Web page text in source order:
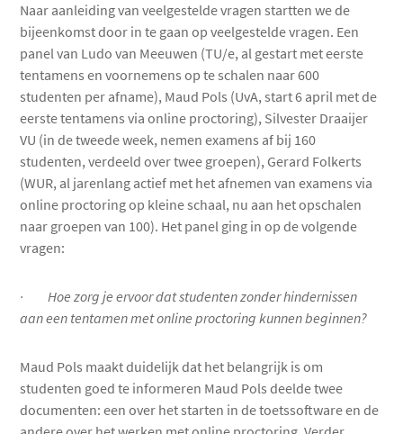
Naar aanleiding van veelgestelde vragen startten we de
bijeenkomst door in te gaan op veelgestelde vragen. Een
panel van Ludo van Meeuwen (TU/e, al gestart met eerste
tentamens en voornemens op te schalen naar 600
studenten per afname), Maud Pols (UvA, start 6 april met de
eerste tentamens via online proctoring), Silvester Draaijer
VU (in de tweede week, nemen examens af bij 160
studenten, verdeeld over twee groepen), Gerard Folkerts
(WUR, al jarenlang actief met het afnemen van examens via
online proctoring op kleine schaal, nu aan het opschalen
naar groepen van 100). Het panel ging in op de volgende
vragen:
· Hoe zorg je ervoor dat studenten zonder hindernissen
aan een tentamen met online proctoring kunnen beginnen?
Maud Pols maakt duidelijk dat het belangrijk is om
studenten goed te informeren Maud Pols deelde twee
documenten: een over het starten in de toetssoftware en de